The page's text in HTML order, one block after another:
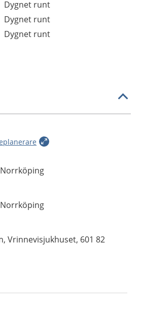
Dygnet runt
Dygnet runt
Dygnet runt
Vrinnevisjukhuset, 601 82